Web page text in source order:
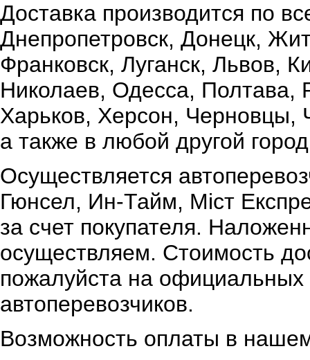
Доставка производится по
Днепропетровск, Донецк,
Франковск, Луганск, Львов,
Николаев, Одесса,
Харьков, Херсон, Черновцы,
а также в любой другой
Осуществляется
Гюнсел, Ин-Тайм, Міст
за счет покупателя.
осуществляем. Стоимость
пожалуйста на официальных
автоперевозчиков.
Возможность оплаты в